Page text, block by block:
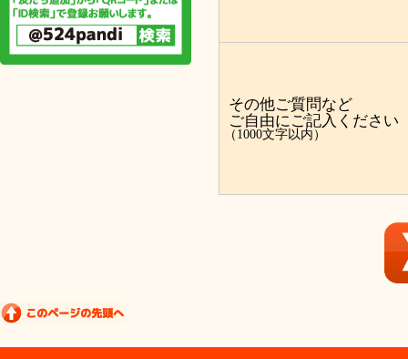
その他ご質問など
ご自由にご記入ください
（1000文字以内）